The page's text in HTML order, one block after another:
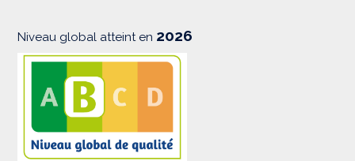
Niveau global atteint en 2026